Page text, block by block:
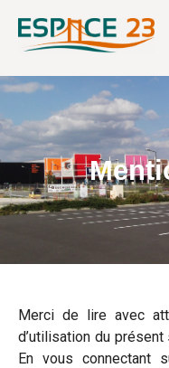
principal
Merci de lire avec
d’utilisation du
En vous connectant